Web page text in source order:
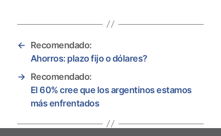
←
Recomendado:
Ahorros: plazo fijo o dólares?
→ Recomendado:
El 60% cree que los argentinos estamos
más enfrentados